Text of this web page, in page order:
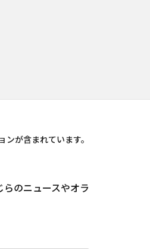
ンが含まれています。
のニュースやオラ